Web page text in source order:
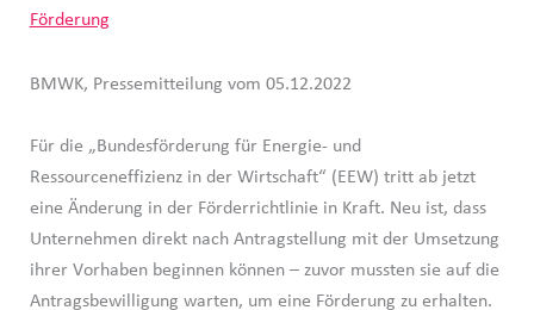
Förderung
BMWK, Pressemitteilung vom 05.12.2022
Für die „Bundesförderung für Energie- und
Ressourceneffizienz in der Wirtschaft“ (EEW) tritt ab jetzt
eine Änderung in der Förderrichtlinie in Kraft. Neu ist, dass
Unternehmen direkt nach Antragstellung mit der Umsetzung
ihrer Vorhaben beginnen können – zuvor mussten sie auf die
Antragsbewilligung warten, um eine Förderung zu erhalten.